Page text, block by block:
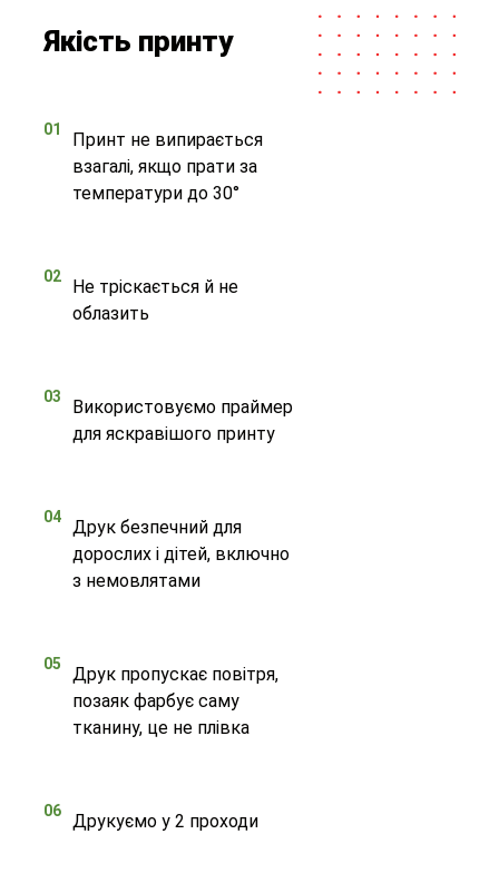
Якість принту
01
Принт не випирається
взагалі, якщо прати за
температури до 30°
02
Не тріскається й не
облазить
03
Використовуємо праймер
для яскравішого принту
04
Друк безпечний для
дорослих і дітей, включно
з немовлятами
05
Друк пропускає повітря,
позаяк фарбує саму
тканину, це не плівка
06 Друкуємо у 2 проходи